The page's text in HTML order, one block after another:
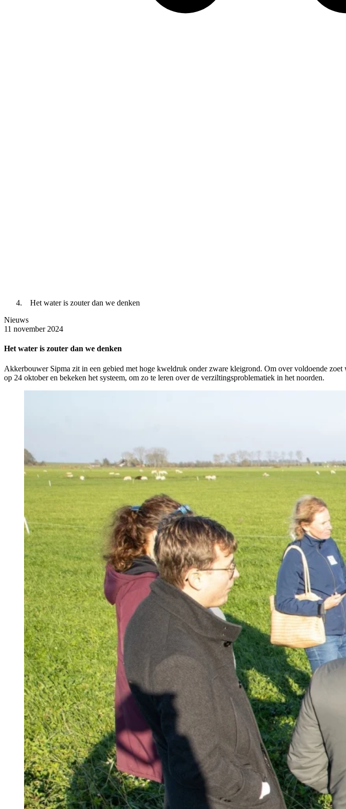
Het water is zouter dan we denken
Nieuws
11 november 2024
Het water is zouter dan we denken
Akkerbouwer Sipma zit in een gebied met hoge kweldruk onder zware kleigrond. Om over voldoende
op 24 oktober en bekeken het systeem, om zo te leren over de verziltingsproblematiek in het noorden.